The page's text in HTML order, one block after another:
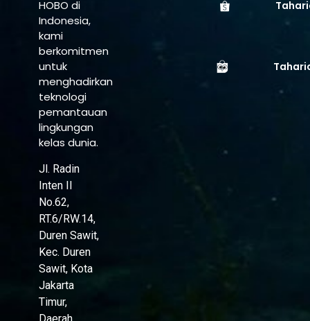
HOBO di
Indonesia,
kami
berkomitmen
untuk
menghadirkan
teknologi
pemantauan
lingkungan
kelas dunia.
Jl. Radin
Inten II
No.62,
RT.6/RW.14,
Duren Sawit,
Kec. Duren
Sawit, Kota
Jakarta
Timur,